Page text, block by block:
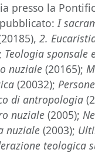
presso la
pubblicato:I
2.
Teologia sponsale
nuziale (20165);
(20032);Persone
di antropologia
nuziale(2005);
nuziale(2003);
teologica